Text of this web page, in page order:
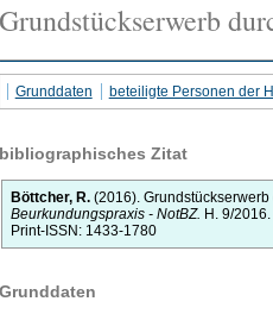
Grundstückserwerb
Grunddaten beteiligte Personen der
bibliographisches Zitat
Böttcher, R. (2016).
Beurkundungspraxis - NotBZ. H. 9/2016.
Print-ISSN: 1433-1780
Grunddaten